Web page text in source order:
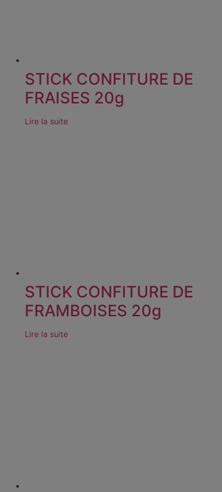
STICK CONFITURE DE
FRAISES 20g
Lire la suite
STICK CONFITURE DE
FRAMBOISES 20g
Lire la suite